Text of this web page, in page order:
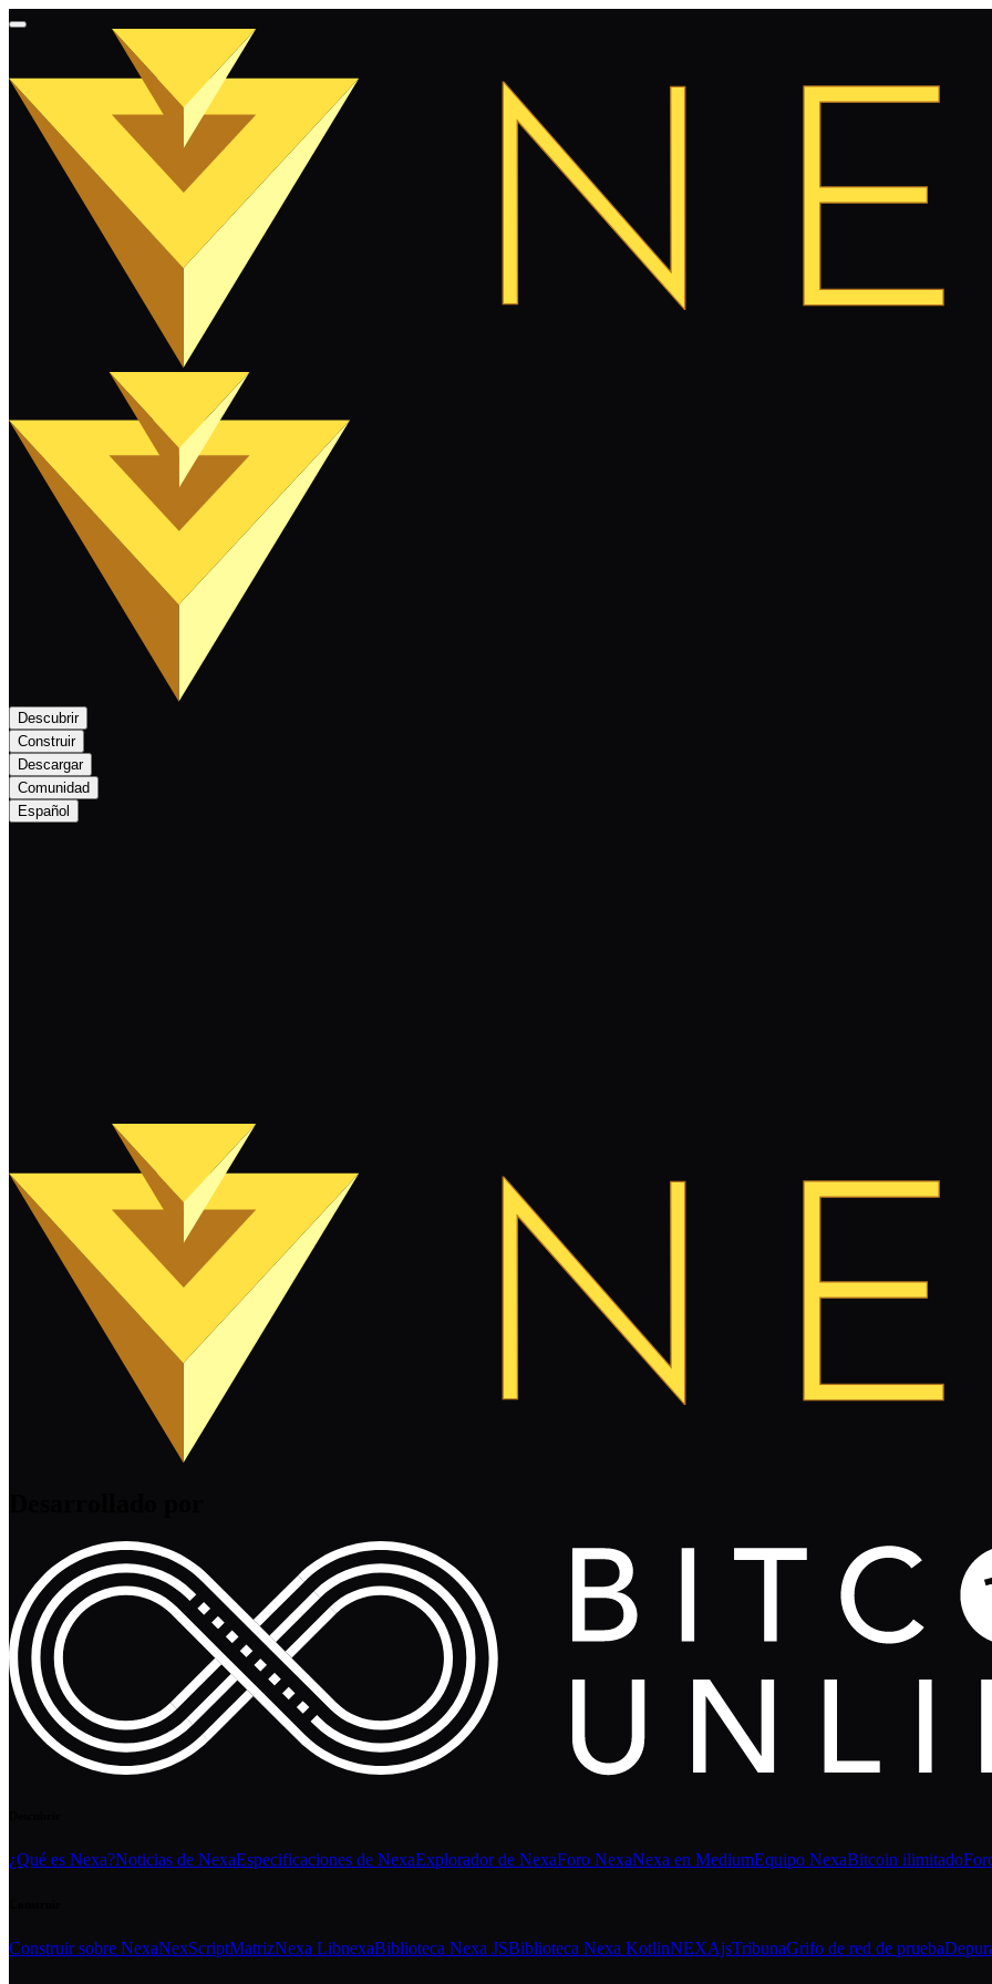
Descubrir
Construir
Descargar
Comunidad
Español
¿Qué es Nexa?Noticias de NexaEspecificaciones de NexaExplorador de NexaForo NexaNexa en MediumEquipo NexaBitcoin ilimitado
Construir sobre NexaNexScriptMatrizNexa LibnexaBiblioteca Nexa JSBiblioteca Nexa KotlinNEXAjsTribunaGrifo de red de prueba